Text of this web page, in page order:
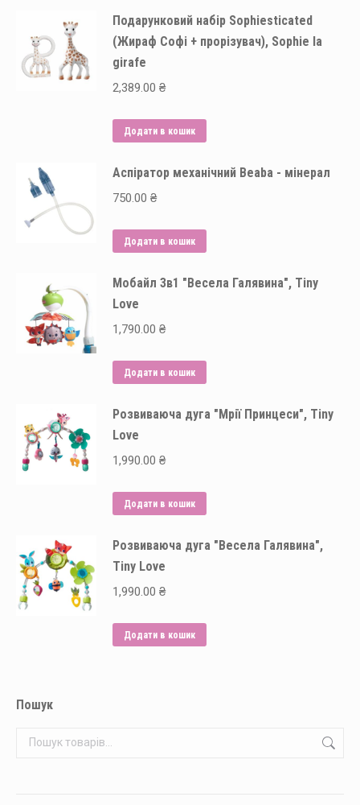
Подарунковий набір Sophiesticated
(Жираф Софі + прорізувач), Sophie la
girafe
2,389.00 ₴
Додати в кошик
Аспіратор механічний Beaba - мінерал
750.00 ₴
Додати в кошик
Мобайл 3в1 "Весела Галявина", Tiny
Love
1,790.00 ₴
Додати в кошик
Розвиваюча дуга "Мрії Принцеси", Tiny
Love
1,990.00 ₴
Додати в кошик
Розвиваюча дуга "Весела Галявина",
Tiny Love
1,990.00 ₴
Додати в кошик
Пошук